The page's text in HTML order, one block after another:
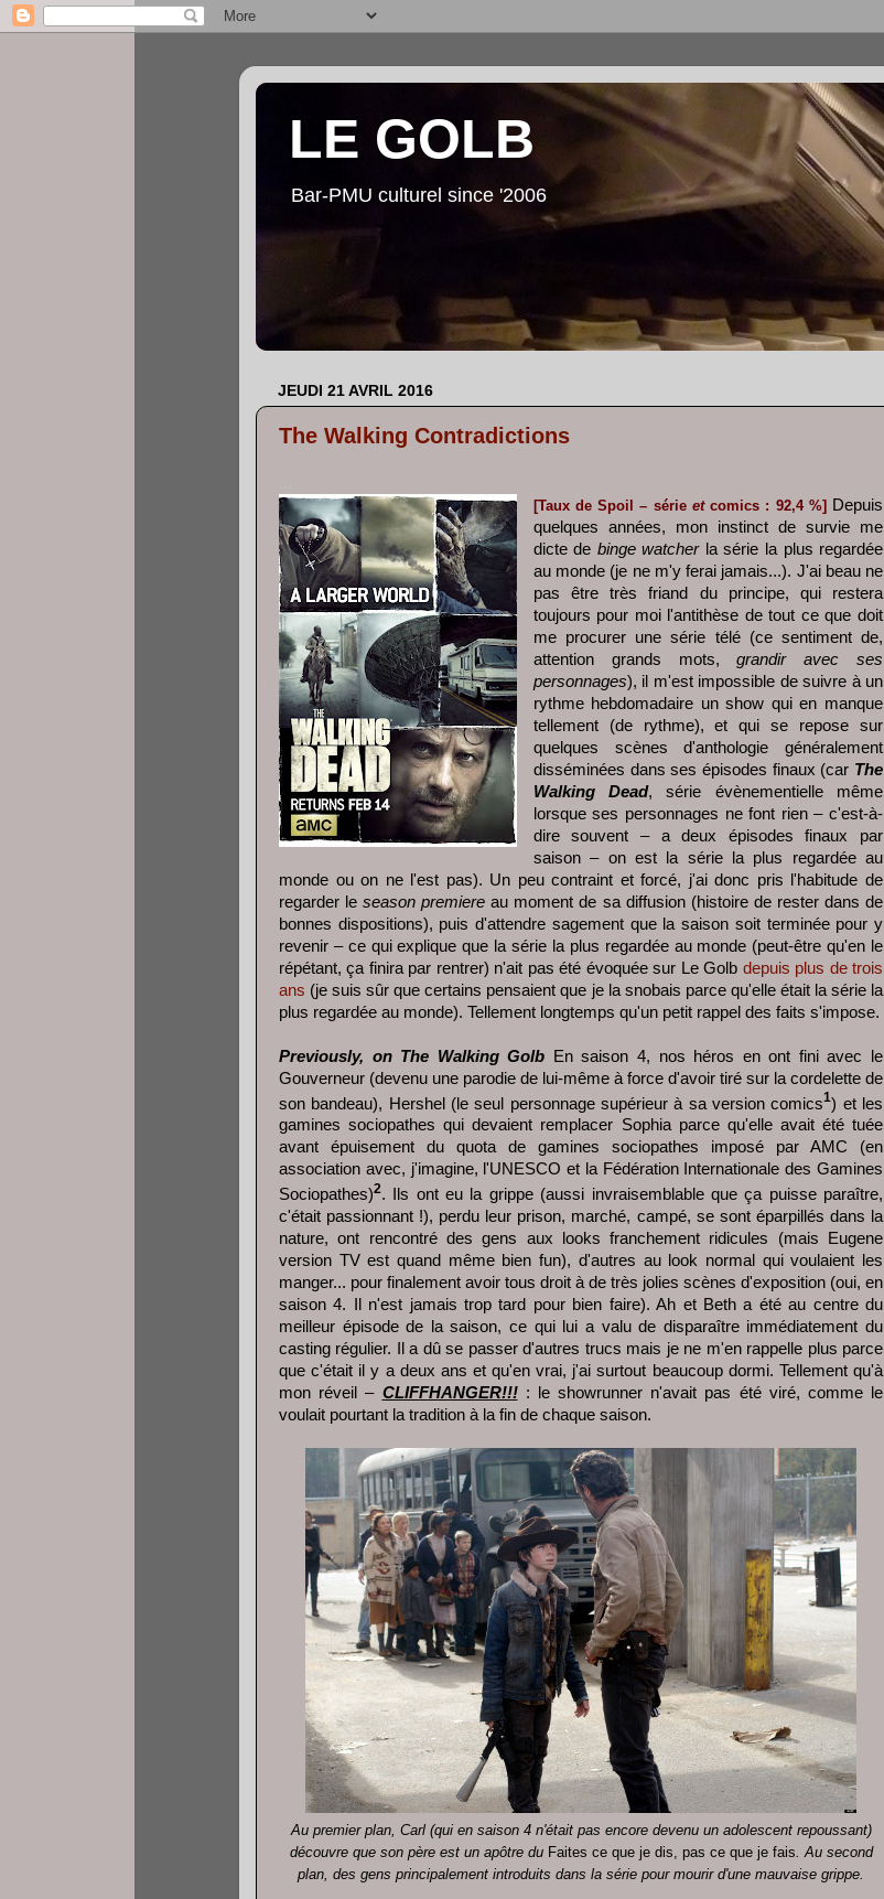
LE GOLB
Bar-PMU culturel since '2006
JEUDI 21 AVRIL 2016
The Walking Contradictions
[Taux de Spoil – série etcomics : 92,4 %]Depuis
quelques années, mon instinct de survie me
dicte de binge watcherla série la plus regardée
au monde (je ne m'y ferai jamais...). J'ai beau ne
pas être très friand du principe, qui restera
toujours pour moi l'antithèse de tout ce que doit
me procurer une série télé (ce sentiment de,
attention grands mots,grandir avec ses
personnages), il m'est impossible de suivre à un
rythme hebdomadaire un show qui en manque
tellement (de rythme), et qui se repose sur
quelques scènes d'anthologie généralement
disséminées dans ses épisodes finaux (car The
Walking Dead, série évènementielle même
lorsque ses personnages ne font rien – c'est-à-
dire souvent – a deux épisodes finaux par
saison – on est la série la plus regardée au
monde ou on ne l'est pas). Un peu contraint et forcé, j'ai donc pris l'habitude de
regarder leseason premiere au moment de sa diffusion (histoire de rester dans de
bonnes dispositions), puis d'attendre sagement que la saison soit terminée pour y
revenir – ce qui explique que la série la plus regardée au monde (peut-être qu'en le
répétant, ça finira par rentrer) n'ait pas été évoquée sur Le Golb depuis plus de trois
ans (je suis sûr que certains pensaient que je la snobais parce qu'elle était la série la
plus regardée au monde). Tellement longtemps qu'un petit rappel des faits s'impose.
Previously, on The Walking Golb En saison 4, nos héros en ont fini avec le
Gouverneur (devenu une parodie de lui-même à force d'avoir tiré sur la cordelette de
son bandeau), Hershel (le seul personnage supérieur à sa version comics1) et les
gamines sociopathes qui devaient remplacer Sophia parce qu'elle avait été tuée
avant épuisement du quota de gamines sociopathes imposé par AMC (en
association avec, j'imagine, l'UNESCO et la Fédération Internationale des Gamines
Sociopathes)2. Ils ont eu la grippe (aussi invraisemblable que ça puisse paraître,
c'était passionnant !), perdu leur prison, marché, campé, se sont éparpillés dans la
nature, ont rencontré des gens aux looks franchement ridicules (mais Eugene
version TV est quand même bien fun), d'autres au look normal qui voulaient les
manger... pour finalement avoir tous droit à de très jolies scènes d'exposition (oui, en
saison 4. Il n'est jamais trop tard pour bien faire). Ah et Beth a été au centre du
meilleur épisode de la saison, ce qui lui a valu de disparaître immédiatement du
casting régulier. Il a dû se passer d'autres trucs mais je ne m'en rappelle plus parce
que c'était il y a deux ans et qu'en vrai, j'ai surtout beaucoup dormi. Tellement qu'à
mon réveil – CLIFFHANGER!!!: le showrunner n'avait pas été viré, comme le
voulait pourtant la tradition à la fin de chaque saison.
Au premier plan, Carl (qui en saison 4 n'était pas encore devenu un adolescent repoussant)
découvre que son père est un apôtre du Faites ce que je dis, pas ce que je fais. Au second
plan, des gens principalement introduits dans la série pour mourir d'une mauvaise grippe.